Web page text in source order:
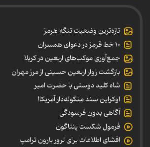
تازه‌ترین وضعیت تنگه هرمز
۱۰ خط قرمز در دعوای همسران
جمع‌آوری موکب‌های اربعین در کربلا
بازگشت زوار اربعین حسینی از مرز مهران
شاه کلید دوستی با حضرت امیر
اوکراین سند منگوله‌دار آمریکا!
آگاهی بدون فرسودگی
فرمول شکست پنتاگون
افشای اطلاعات برای ترور بارون ترامپ